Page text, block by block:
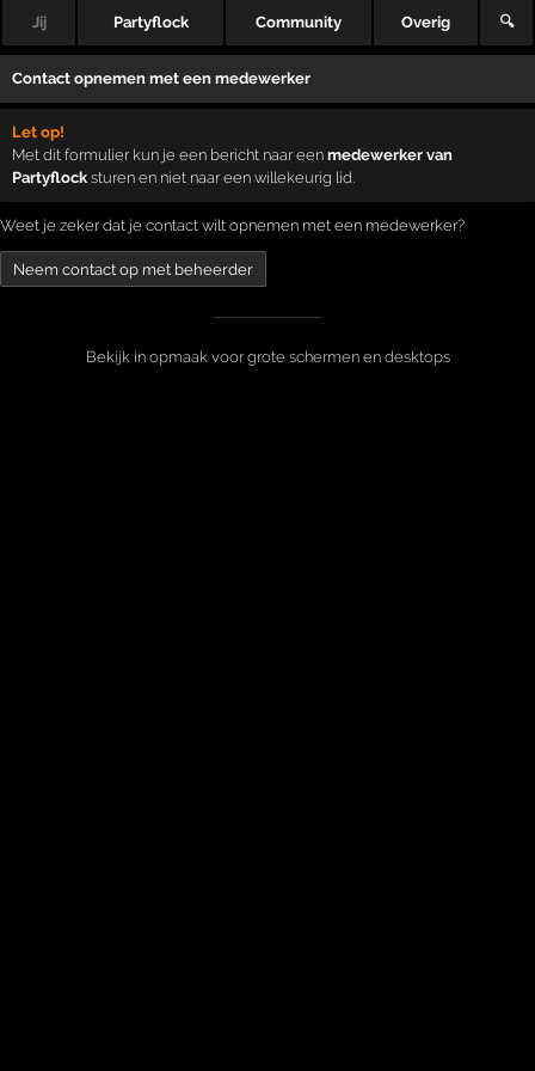
Jij Partyflock Community Overig 🔍
Contact opnemen met een medewerker
Let op!
Met dit formulier kun je een bericht naar eenmedewerker van
Partyflock sturen en niet naar een willekeurig lid.
Weet je zeker dat je contact wilt opnemen met een medewerker?
Bekijk in opmaak voor grote schermen en desktops